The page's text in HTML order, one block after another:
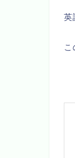
英